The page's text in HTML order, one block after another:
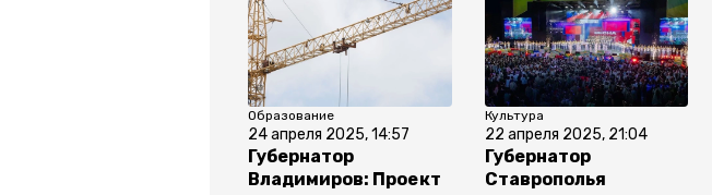
Образование
24 апреля 2025, 14:57
Губернатор
Владимиров: Проект
Культура
22 апреля 2025, 21:04
Губернатор
Ставрополья